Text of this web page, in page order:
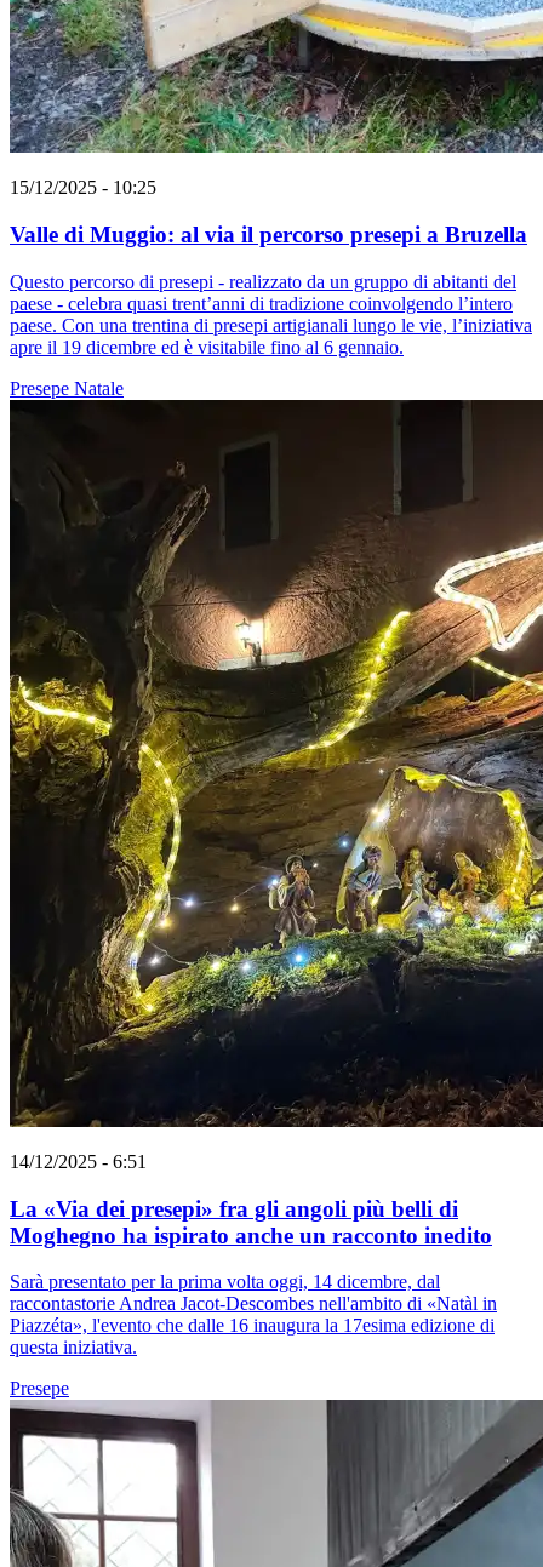
15/12/2025 - 10:25
Valle di Muggio: al via il percorso presepi a Bruzella
Questo percorso di presepi - realizzato da un gruppo di abitanti del
paese - celebra quasi trent’anni di tradizione coinvolgendo l’intero
paese. Con una trentina di presepi artigianali lungo le vie, l’iniziativa
apre il 19 dicembre ed è visitabile fino al 6 gennaio.
Presepe Natale
14/12/2025 - 6:51
La «Via dei presepi» fra gli angoli più belli di
Moghegno ha ispirato anche un racconto inedito
Sarà presentato per la prima volta oggi, 14 dicembre, dal
raccontastorie Andrea Jacot-Descombes nell'ambito di «Natàl in
Piazzéta», l'evento che dalle 16 inaugura la 17esima edizione di
questa iniziativa.
Presepe